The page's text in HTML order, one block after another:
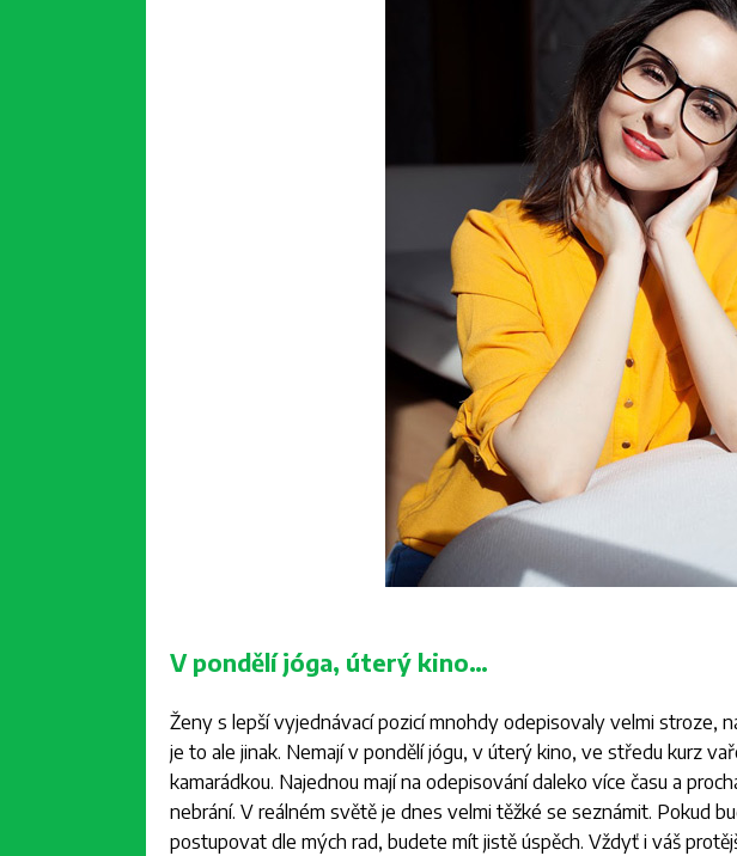
V pondělí jóga, úterý kino…
Ženy s lepší vyjednávací pozicí mnohdy odepisovaly velmi stroze,
je to ale jinak. Nemají v pondělí jógu, v úterý kino, ve středu kurz
kamarádkou. Najednou mají na odepisování daleko více času a
nebrání. V reálném světě je dnes velmi těžké se seznámit. Pokud
postupovat dle mých rad, budete mít jistě úspěch. Vždyť i váš